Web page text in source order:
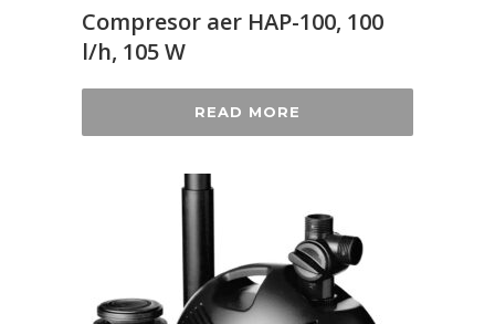
Compresor aer HAP-100, 100
l/h, 105 W
READ MORE